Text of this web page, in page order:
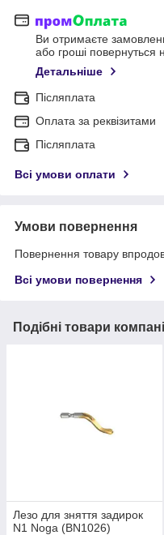
Ви отримаєте
або гроші повернуться
Детальніше
Післяплата
Оплата за реквізитами
Післяплата
Всі умови оплати
Умови повернення
Повернення товару
Всі умови повернення
Подібні товари
Лезо для зняття задирок
N1 Noga (BN1026)